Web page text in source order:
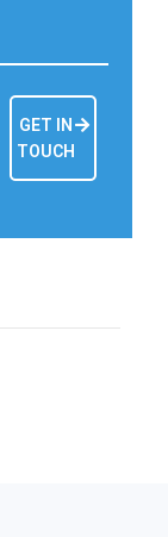
GET IN
TOUCH